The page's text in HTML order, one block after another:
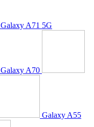
Galaxy A71 5G
Galaxy A70
Galaxy A55